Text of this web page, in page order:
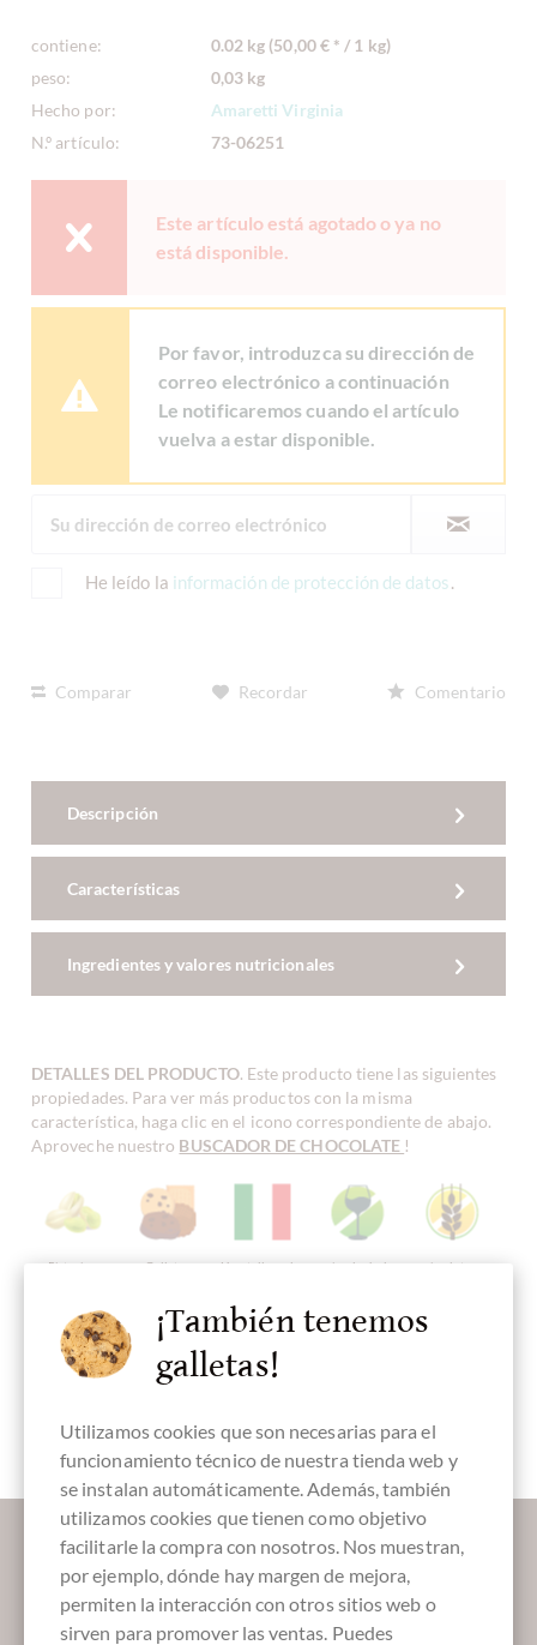
contiene:
0.02 kg (50,00 € * / 1 kg)
peso:
0,03 kg
Hecho por:
Amaretti Virginia
N.º artículo:
73-06251
Este artículo está agotado o ya no
está disponible.
Por favor, introduzca su dirección de
correo electrónico a continuación
Le notificaremos cuando el artículo
vuelva a estar disponible.
He leído la información de protección de datos.
Comparar Recordar Comentario
Descripción
Características
Ingredientes y valores nutricionales
DETALLES DEL PRODUCTO. Este producto tiene las siguientes
propiedades. Para ver más productos con la misma
característica, haga clic en el icono correspondiente de abajo.
Aproveche nuestro BUSCADOR DE CHOCOLATE !
Pistazien Galletas
Herstellungsland
sin alcohol sin gluten
verde
Déjanos endulzar tu bandeja de entrada:
¡También tenemos
galletas!
Utilizamos cookies que son necesarias para el
funcionamiento técnico de nuestra tienda web y
se instalan automáticamente. Además, también
utilizamos cookies que tienen como objetivo
facilitarle la compra con nosotros. Nos muestran,
por ejemplo, dónde hay margen de mejora,
permiten la interacción con otros sitios web o
sirven para promover las ventas. Puedes